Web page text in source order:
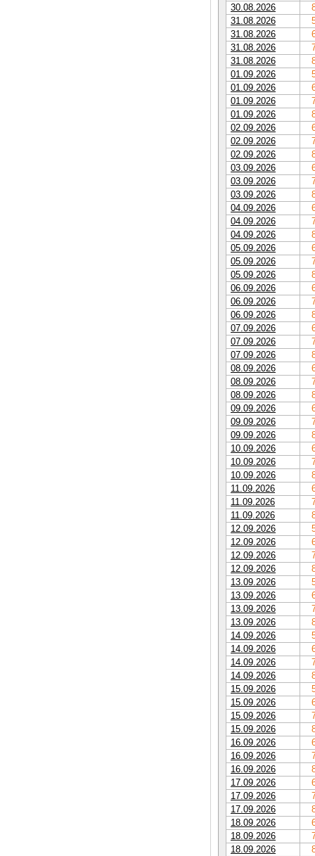
30.08.2026
31.08.2026
31.08.2026
31.08.2026
31.08.2026
01.09.2026
01.09.2026
01.09.2026
01.09.2026
02.09.2026
02.09.2026
02.09.2026
03.09.2026
03.09.2026
03.09.2026
04.09.2026
04.09.2026
04.09.2026
05.09.2026
05.09.2026
05.09.2026
06.09.2026
06.09.2026
06.09.2026
07.09.2026
07.09.2026
07.09.2026
08.09.2026
08.09.2026
08.09.2026
09.09.2026
09.09.2026
09.09.2026
10.09.2026
10.09.2026
10.09.2026
11.09.2026
11.09.2026
11.09.2026
12.09.2026
12.09.2026
12.09.2026
12.09.2026
13.09.2026
13.09.2026
13.09.2026
13.09.2026
14.09.2026
14.09.2026
14.09.2026
14.09.2026
15.09.2026
15.09.2026
15.09.2026
15.09.2026
16.09.2026
16.09.2026
16.09.2026
17.09.2026
17.09.2026
17.09.2026
18.09.2026
18.09.2026
18.09.2026